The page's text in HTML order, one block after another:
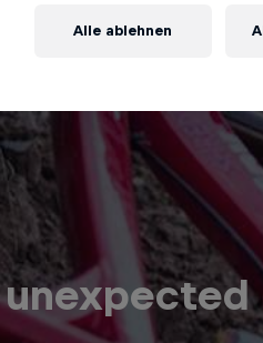
Alle ablehnen